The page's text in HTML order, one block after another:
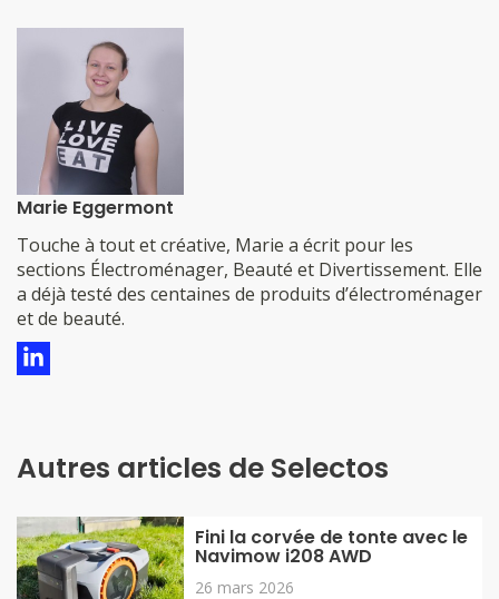
Marie Eggermont
​​​​​​​​Touche à tout et créative, Marie a écrit pour les
sections Électroménager, Beauté et Divertissement. Elle
a déjà testé des centaines de produits d’électroménager
et de beauté.
Autres articles de Selectos
Fini la corvée de tonte avec le
Navimow i208 AWD
26 mars 2026